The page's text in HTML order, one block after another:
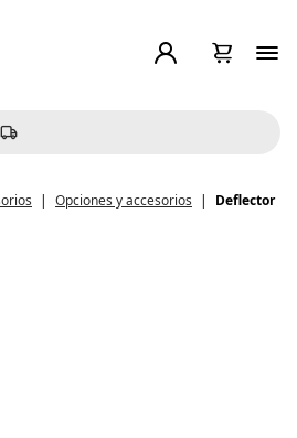
Opciones y accesorios
Deflector